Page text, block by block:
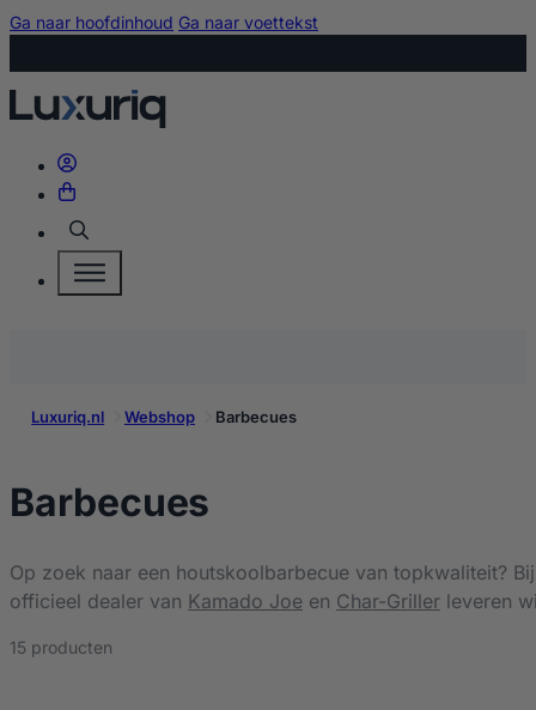
Ga naar hoofdinhoud Ga naar voettekst
Zoeken
Luxuriq.nl Webshop Barbecues
Barbecues
Op zoek naar een houtskoolbarbecue van topkwaliteit?
officieel dealer van Kamado Joe en Char-Griller leveren
15 producten